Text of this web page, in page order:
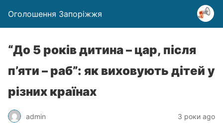
Оголошення Запоріжжя
“До 5 років дитина – цар, після
п’яти – раб”: як виховують дітей у
різних країнах
admin 3 роки ago